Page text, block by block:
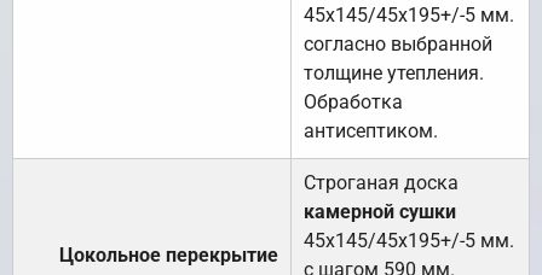
45х145/45х195+/-5 мм.
согласно выбранной
толщине утепления.
Обработка
антисептиком.
Цокольное перекрытие
Строганая доска
камерной сушки
45х145/45х195+/-5 мм.
с шагом 590 мм.